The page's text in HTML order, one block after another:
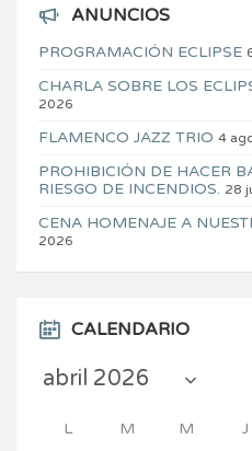
ANUNCIOS
PROGRAMACIÓN ECLIPSE
CHARLA SOBRE LOS
2026
FLAMENCO JAZZ TRIO 4
PROHIBICIÓN DE HACER
RIESGO DE INCENDIOS. 28
CENA HOMENAJE A
2026
CALENDARIO
L M M J